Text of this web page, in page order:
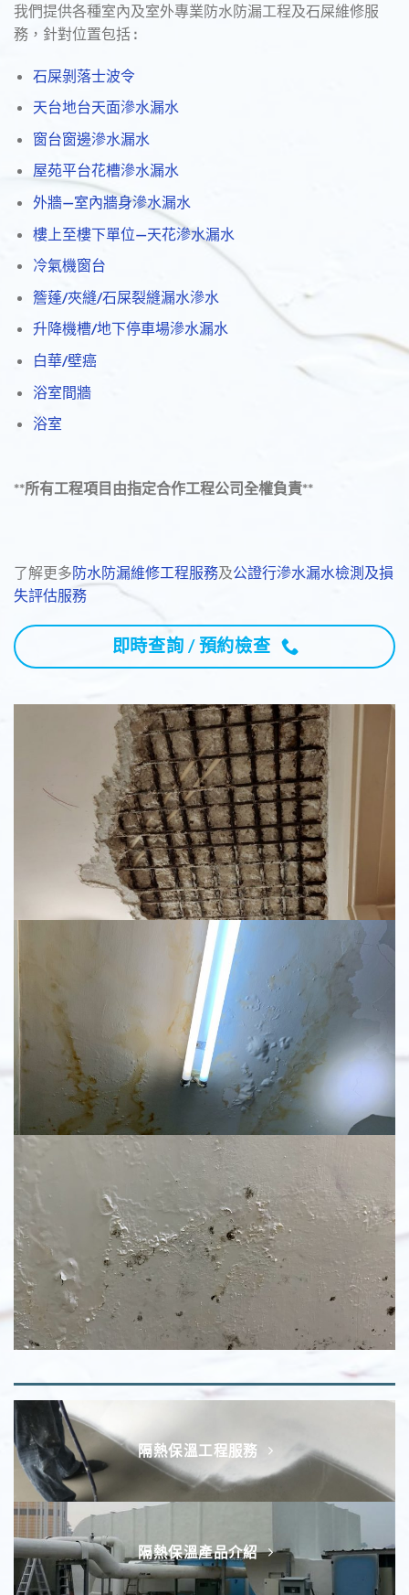
我們提供各種室內及室外專業防水防漏工程及石屎維修服
務，針對位置包括 ꓽ
石屎剝落士波令
天台地台天面滲水漏水
窗台窗邊滲水漏水
屋苑平台花槽滲水漏水
外牆—室內牆身滲水漏水
樓上至樓下單位—天花滲水漏水
冷氣機窗台
簷蓬/夾縫/石屎裂縫漏水滲水
升降機槽/地下停車場滲水漏水
白華/壁癌
浴室間牆
浴室
**所有工程項目由指定合作工程公司全權負責**
了解更多防水防漏維修工程服務及公證行滲水漏水檢測及損
失評估服務
即時查詢 / 預約檢查
隔熱保溫工程服務
隔熱保溫產品介紹